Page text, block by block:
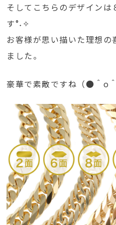
そしてこちらのデザインは
す°˖✧
お客様が思い描いた理想の
ました。
豪華で素敵ですね（●＾o